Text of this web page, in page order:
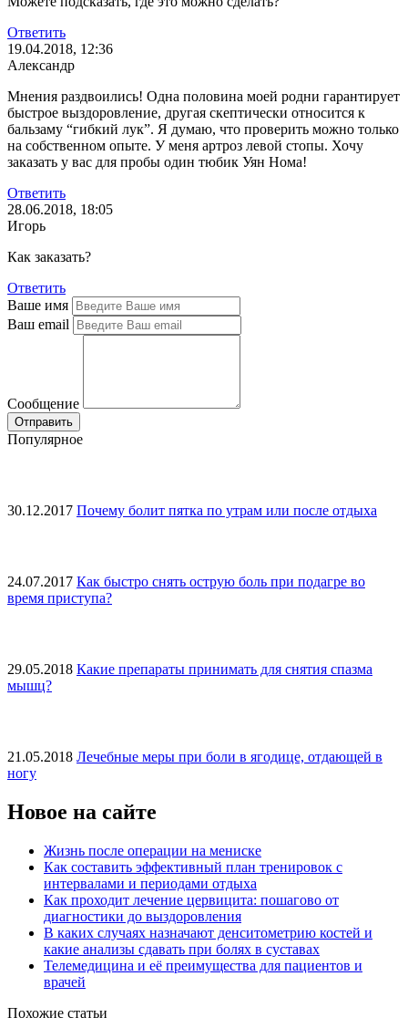
Ответить
19.04.2018, 12:36
Александр
Мнения раздвоились! Одна половина моей родни гарантирует
быстрое выздоровление, другая скептически относится к
бальзаму “гибкий лук”. Я думаю, что проверить можно только
на собственном опыте. У меня артроз левой стопы. Хочу
заказать у вас для пробы один тюбик Уян Нома!
Ответить
28.06.2018, 18:05
Игорь
Как заказать?
Ответить
Ваше имя
Ваш email
Сообщение
Популярное
30.12.2017 Почему болит пятка по утрам или после отдыха
24.07.2017 Как быстро снять острую боль при подагре во
время приступа?
29.05.2018 Какие препараты принимать для снятия спазма
мышц?
21.05.2018 Лечебные меры при боли в ягодице, отдающей в
ногу
Новое на сайте
Жизнь после операции на мениске
Как составить эффективный план тренировок с
интервалами и периодами отдыха
Как проходит лечение цервицита: пошагово от
диагностики до выздоровления
В каких случаях назначают денситометрию костей и
какие анализы сдавать при болях в суставах
Телемедицина и её преимущества для пациентов и
врачей
Похожие статьи